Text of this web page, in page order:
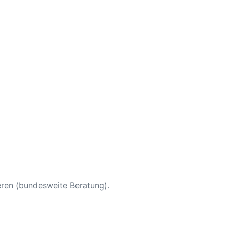
(bundesweite Beratung).